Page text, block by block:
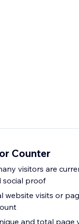
Counter
social proof